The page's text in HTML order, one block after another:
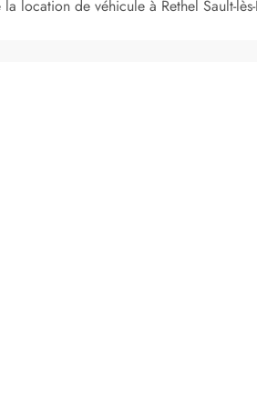
location de véhicule à Rethel Sault-